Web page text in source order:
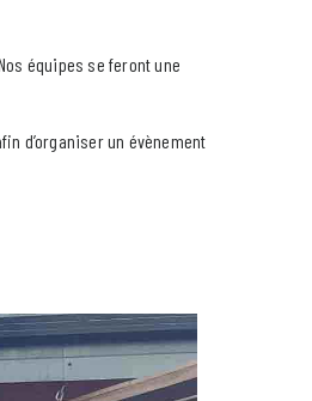
équipes se feront une
d’organiser un évènement